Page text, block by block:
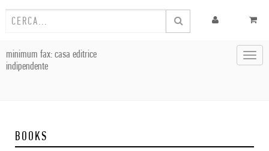
minimum fax: casa editrice
indipendente
BOOKS